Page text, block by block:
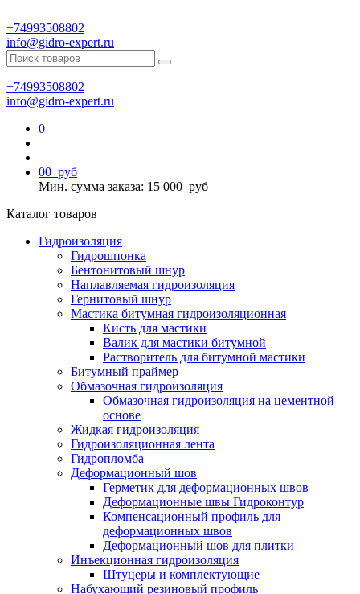
+74993508802
info@gidro-expert.ru
+74993508802
info@gidro-expert.ru
0
00 руб
Мин. сумма заказа: 15 000 руб
Каталог товаров
Гидроизоляция
Гидрошпонка
Бентонитовый шнур
Наплавляемая гидроизоляция
Гернитовый шнур
Мастика битумная гидроизоляционная
Кисть для мастики
Валик для мастики битумной
Растворитель для битумной мастики
Битумный праймер
Обмазочная гидроизоляция
Обмазочная гидроизоляция на цементной
основе
Жидкая гидроизоляция
Гидроизоляционная лента
Гидропломба
Деформационный шов
Герметик для деформационных швов
Деформационные швы Гидроконтур
Компенсационный профиль для
деформационных швов
Деформационный шов для плитки
Инъекционная гидроизоляция
Штуцеры и комплектующие
Набухающий резиновый профиль